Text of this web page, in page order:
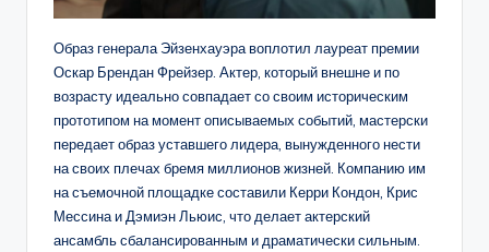
Образ генерала Эйзенхауэра воплотил лауреат премии
Оскар Брендан Фрейзер. Актер, который внешне и по
возрасту идеально совпадает со своим историческим
прототипом на момент описываемых событий, мастерски
передает образ уставшего лидера, вынужденного нести
на своих плечах бремя миллионов жизней. Компанию им
на съемочной площадке составили Керри Кондон, Крис
Мессина и Дэмиэн Льюис, что делает актерский
ансамбль сбалансированным и драматически сильным.